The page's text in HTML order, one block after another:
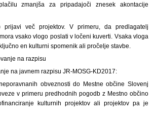
zmanjša za pripadajoči znesek akontacije
prijavi več projektov. V primeru, da predlagatelj
vsako vlogo poslati v ločeni kuverti. Vsaka vloga
en kulturni spomenik ali pročelje stavbe.
na razpisu
na javnem razpisu JR-MOSG-KD2017:
obveznosti do Mestne občine Slovenj
v primeru predhodnih pogodb z Mestno občino
kulturnih projektov ali projektov pa je